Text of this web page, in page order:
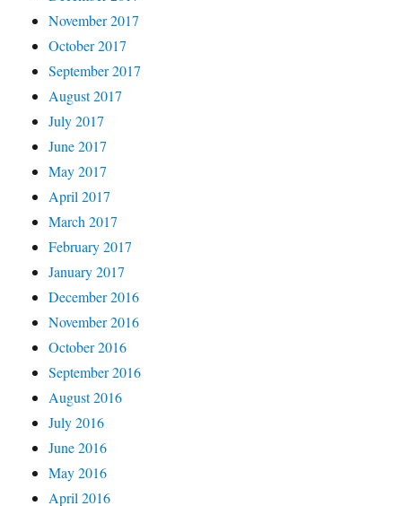
November 2017
October 2017
September 2017
August 2017
July 2017
June 2017
May 2017
April 2017
March 2017
February 2017
January 2017
December 2016
November 2016
October 2016
September 2016
August 2016
July 2016
June 2016
May 2016
April 2016